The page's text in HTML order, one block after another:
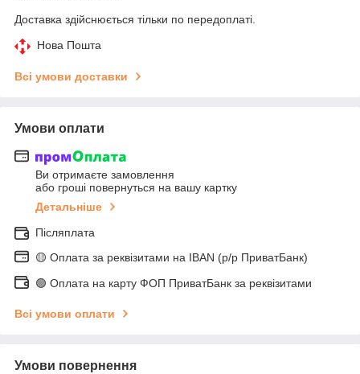
Доставка здійснюється тільки по передоплаті.
Нова Пошта
Всі умови доставки
Умови оплати
Ви отримаєте замовлення
або гроші повернуться на вашу картку
Детальніше
Післяплата
🟡 Оплата за реквізитами на IBAN (р/р ПриватБанк)
🟢 Оплата на карту ФОП ПриватБанк за реквізитами
Всі умови оплати
Умови повернення